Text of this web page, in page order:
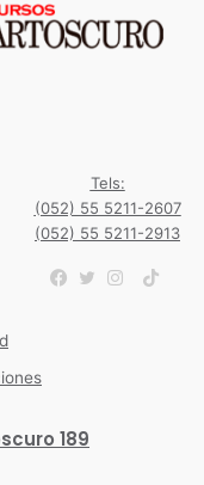
Tels:
(052) 55 5211-2607
(052) 55 5211-2913
TikTok
189